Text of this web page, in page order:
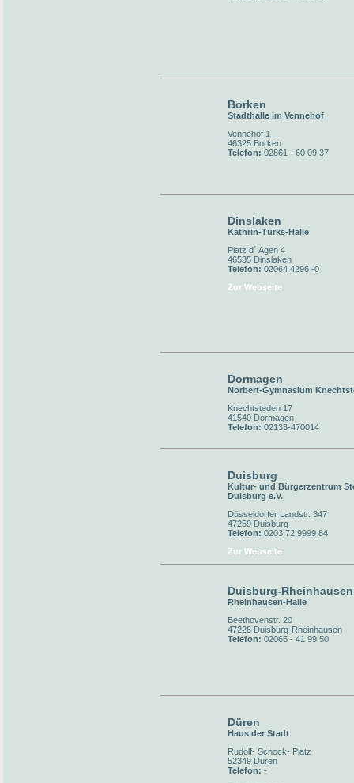
Borken
Stadthalle im Vennehof
Vennehof 1
46325 Borken
Telefon: 02861 - 60 09 37
Dinslaken
Kathrin-Türks-Halle
Platz d´ Agen 4
46535 Dinslaken
Telefon: 02064 4296 -0
Zur Webseite
Dormagen
Norbert-Gymnasium
Knechtsteden 17
41540 Dormagen
Telefon: 02133-470014
Duisburg
Kultur- und Bürgerzentrum
Duisburg e.V.
Düsseldorfer Landstr. 347
47259 Duisburg
Telefon: 0203 72 9999 84
Zur Webseite
Duisburg-Rheinhausen
Rheinhausen-Halle
Beethovenstr. 20
47226 Duisburg-Rheinhausen
Telefon: 02065 - 41 99 50
Düren
Haus der Stadt
Rudolf- Schock- Platz
52349 Düren
Telefon: -